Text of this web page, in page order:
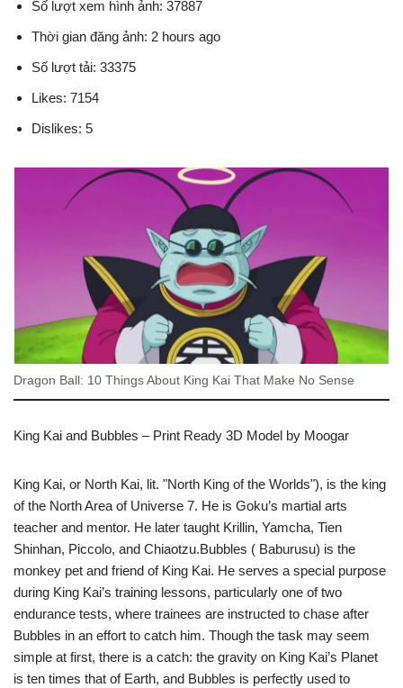
Số lượt xem hình ảnh: 37887
Thời gian đăng ảnh: 2 hours ago
Số lượt tải: 33375
Likes: 7154
Dislikes: 5
Dragon Ball: 10 Things About King Kai That Make No Sense
King Kai and Bubbles – Print Ready 3D Model by Moogar
King Kai, or North Kai, lit. "North King of the Worlds"), is the king
of the North Area of Universe 7. He is Goku’s martial arts
teacher and mentor. He later taught Krillin, Yamcha, Tien
Shinhan, Piccolo, and Chiaotzu.Bubbles ( Baburusu) is the
monkey pet and friend of King Kai. He serves a special purpose
during King Kai’s training lessons, particularly one of two
endurance tests, where trainees are instructed to chase after
Bubbles in an effort to catch him. Though the task may seem
simple at first, there is a catch: the gravity on King Kai’s Planet
is ten times that of Earth, and Bubbles is perfectly used to